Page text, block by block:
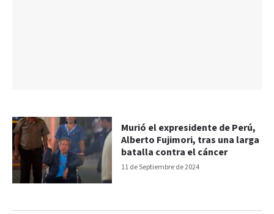
11 de Septiembre de 2024
Murió el expresidente de Perú,
Alberto Fujimori, tras una larga
batalla contra el cáncer